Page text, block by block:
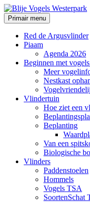
Ga
naar
de
inhoud
Blije Vogels
Zoeken
Primair menu
Red de Argusvlinder
Piaam
Agenda 2026
Beginnen met
Meer
Nestkast
Vlindertuin
Hoe ziet een
Beplanting
Van een
Biologische
Vlinders
Paddenstoelen
Hommels
Vogels TSA
SoortenSchat